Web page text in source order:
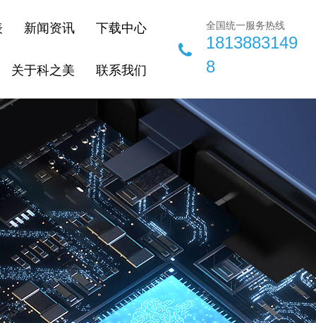
新闻资讯 下载中心
关于科之美 联系我们
全国统一服务热线
1813883149
8